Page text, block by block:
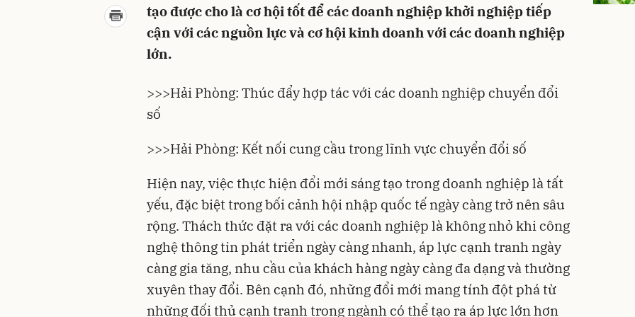
tạo được cho là cơ hội tốt để các doanh nghiệp khởi nghiệp tiếp
cận với các nguồn lực và cơ hội kinh doanh với các doanh nghiệp
lớn.
>>>Hải Phòng: Thúc đẩy hợp tác với các doanh nghiệp chuyển đổi
số
>>>Hải Phòng: Kết nối cung cầu trong lĩnh vực chuyển đổi số
Hiện nay, việc thực hiện đổi mới sáng tạo trong doanh nghiệp là tất
yếu, đặc biệt trong bối cảnh hội nhập quốc tế ngày càng trở nên sâu
rộng. Thách thức đặt ra với các doanh nghiệp là không nhỏ khi công
nghệ thông tin phát triển ngày càng nhanh, áp lực cạnh tranh ngày
càng gia tăng, nhu cầu của khách hàng ngày càng đa dạng và thường
xuyên thay đổi. Bên cạnh đó, những đổi mới mang tính đột phá từ
những đối thủ cạnh tranh trong ngành có thể tạo ra áp lực lớn hơn